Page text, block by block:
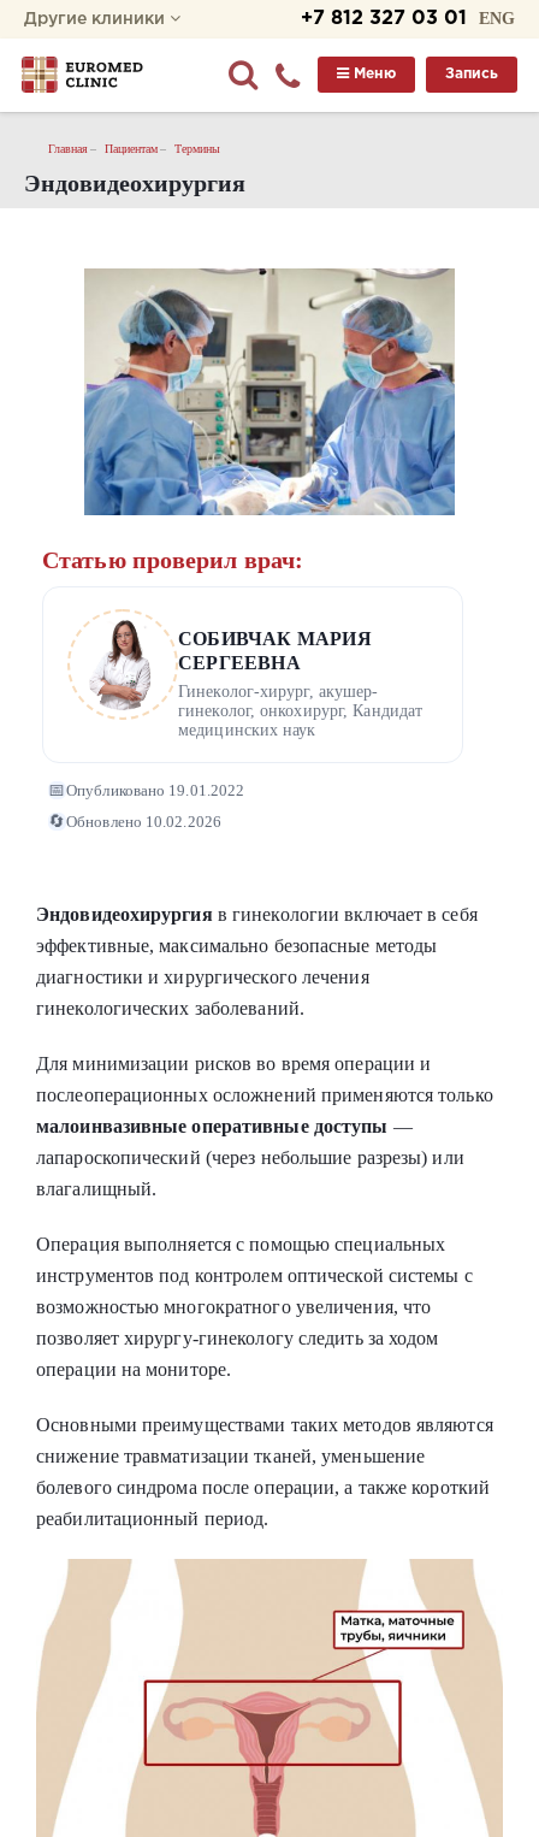
ENG
+7 812 327 03 01
Другие клиники
Запись
Меню
Главная Пациентам Термины
Эндовидеохирургия
Статью проверил врач:
СОБИВЧАК МАРИЯ
СЕРГЕЕВНА
Гинеколог-хирург, акушер-
гинеколог, онкохирург, Кандидат
медицинских наук
📅Опубликовано 19.01.2022
🔄Обновлено 10.02.2026
Эндовидеохирургияв гинекологии включает в себя
эффективные, максимально безопасные методы
диагностики и хирургического лечения
гинекологических заболеваний.
Для минимизации рисков во время операции и
послеоперационных осложнений применяются только
малоинвазивные оперативные доступы —
лапароскопический (через небольшие разрезы) или
влагалищный.
Операция выполняется с помощью специальных
инструментов под контролем оптической системы с
возможностью многократного увеличения, что
позволяет хирургу-гинекологу следить за ходом
операции на мониторе.
Основными преимуществами таких методов являются
снижение травматизации тканей, уменьшение
болевого синдрома после операции, а также короткий
реабилитационный период.